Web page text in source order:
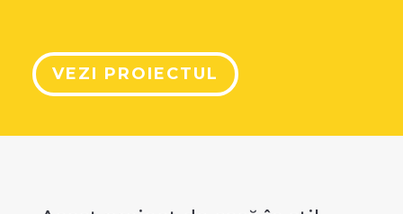
VEZI PROIECTUL